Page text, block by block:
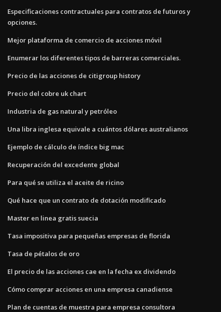
Especificaciones contractuales para contratos de futuros y
opciones.
Mejor plataforma de comercio de acciones móvil
Enumerar los diferentes tipos de barreras comerciales.
Precio de las acciones de citigroup history
Precio del cobre uk chart
Industria de gas natural y petróleo
Una libra inglesa equivale a cuántos dólares australianos
Ejemplo de cálculo de índice big mac
Recuperación del excedente global
Para qué se utiliza el aceite de ricino
Qué hace que un contrato de dotación modificado
Master en linea gratis suecia
Tasa impositiva para pequeñas empresas de florida
Tasa de pétalos de oro
El precio de las acciones cae en la fecha ex dividendo
Cómo comprar acciones en una empresa canadiense
Plan de cuentas de muestra para empresa consultora